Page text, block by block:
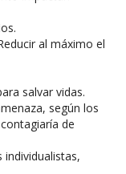
al máximo el
salvar vidas.
según los
de